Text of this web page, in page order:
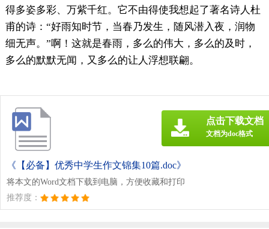
得多姿多彩、万紫千红。它不由得使我想起了著名诗人杜
甫的诗：“好雨知时节，当春乃发生，随风潜入夜，润物
细无声。”啊！这就是春雨，多么的伟大，多么的及时，
多么的默默无闻，又多么的让人浮想联翩。
《【必备】优秀中学生作文锦集10篇.doc》
将本文的Word文档下载到电脑，方便收藏和打印
推荐度：
点击下载文档
文档为doc格式